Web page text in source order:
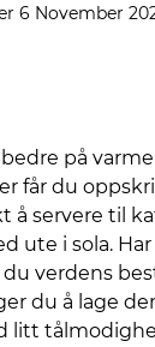
6 November
på
får du
å servere til
ute i sola.
verdens
du å lage
litt